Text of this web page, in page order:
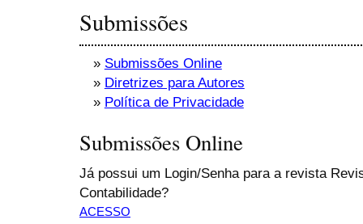
Submissões
» Submissões Online
» Diretrizes para Autores
» Política de Privacidade
Submissões Online
Já possui um Login/Senha para a revista
Contabilidade?
ACESSO